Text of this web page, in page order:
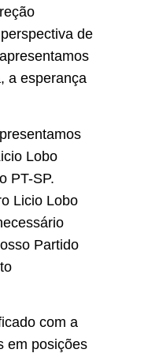
de
a esperança
Lobo
PT-SP.
Licio Lobo
Partido
com a
em posições